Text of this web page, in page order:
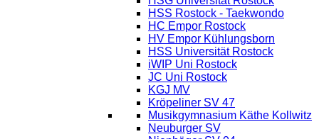
HSS Rostock - Taekwondo
HC Empor Rostock
HV Empor Kühlungsborn
HSS Universität Rostock
iWIP Uni Rostock
JC Uni Rostock
KGJ MV
Kröpeliner SV 47
Musikgymnasium Käthe Kollwitz
Neuburger SV